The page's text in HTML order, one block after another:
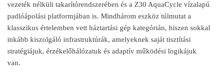
vezeték nélküli takarítórendszerében és a Z30 AquaCycle vízalapú
padlóápolási platformjában is. Mindhárom eszköz túlmutat a
klasszikus értelemben vett háztartási gép kategórián, hiszen sokkal
inkább kiszolgáló infrastruktúrák, amelyeknek saját tisztítási
stratégiájuk, érzékelőhálózatuk és adaptív működési logikájuk
van.